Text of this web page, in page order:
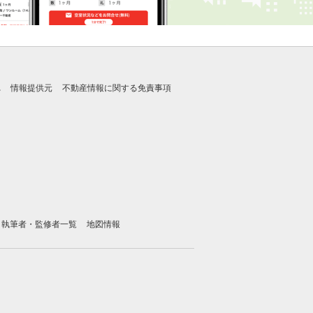
情報提供元 不動産情報に関する免責事項
執筆者・監修者一覧 地図情報